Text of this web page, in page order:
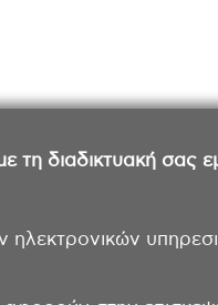
διαδικτυακή σας
ηλεκτρονικών